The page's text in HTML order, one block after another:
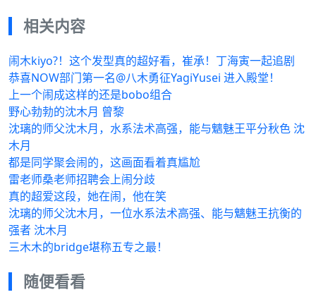
相关内容
闹木kiyo?！这个发型真的超好看，崔承！丁海寅一起追剧
恭喜NOW部门第一名@八木勇征YagiYusei 进入殿堂！
上一个闹成这样的还是bobo组合
野心勃勃的沈木月 曾黎
沈璃的师父沈木月，水系法术高强，能与魑魅王平分秋色 沈
木月
都是同学聚会闹的，这画面看着真尴尬
雷老师桑老师招聘会上闹分歧
真的超爱这段，她在闹，他在笑
沈璃的师父沈木月，一位水系法术高强、能与魑魅王抗衡的
强者 沈木月
三木木的bridge堪称五专之最！
随便看看